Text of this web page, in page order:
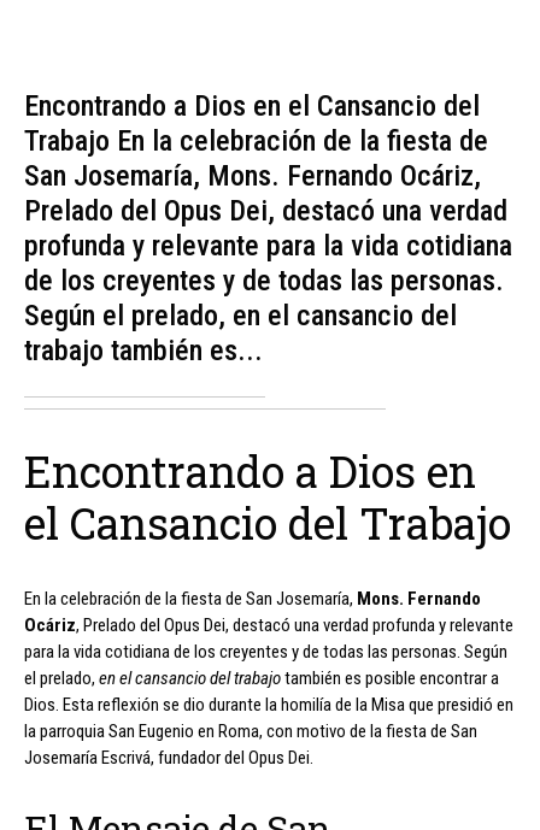
Encontrando a Dios en el Cansancio del
Trabajo En la celebración de la fiesta de
San Josemaría, Mons. Fernando Ocáriz,
Prelado del Opus Dei, destacó una verdad
profunda y relevante para la vida cotidiana
de los creyentes y de todas las personas.
Según el prelado, en el cansancio del
trabajo también es...
Encontrando a Dios en
el Cansancio del Trabajo
En la celebración de la fiesta de San Josemaría, Mons. Fernando
Ocáriz, Prelado del Opus Dei, destacó una verdad profunda y relevante
para la vida cotidiana de los creyentes y de todas las personas. Según
el prelado, en el cansancio del trabajotambién es posible encontrar a
Dios. Esta reflexión se dio durante la homilía de la Misa que presidió en
la parroquia San Eugenio en Roma, con motivo de la fiesta de San
Josemaría Escrivá, fundador del Opus Dei.